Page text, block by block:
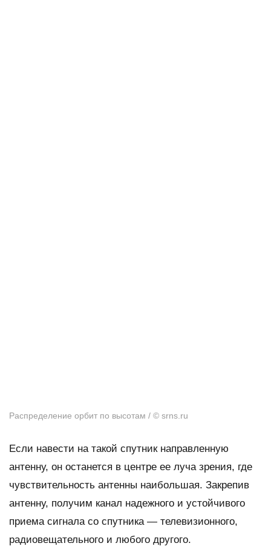
Распределение орбит по высотам / © srns.ru
Если навести на такой спутник направленную
антенну, он останется в центре ее луча зрения, где
чувствительность антенны наибольшая. Закрепив
антенну, получим канал надежного и устойчивого
приема сигнала со спутника — телевизионного,
радиовещательного и любого другого.